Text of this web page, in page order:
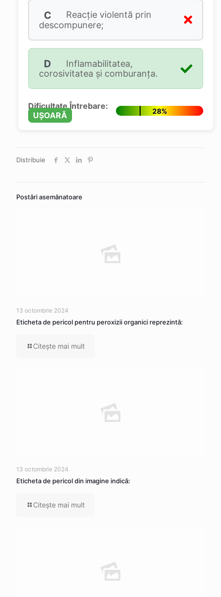
C
Reacţie violentă prin
descompunere;
D
Inflamabilitatea,
corosivitatea și comburanța.
Dificultate Întrebare:
UȘOARĂ
28%
Distribuie
Postări asemănatoare
13 octombrie 2024
Eticheta de pericol pentru peroxizii organici reprezintă:
Citeşte mai mult
13 octombrie 2024
Eticheta de pericol din imagine indică:
Citeşte mai mult